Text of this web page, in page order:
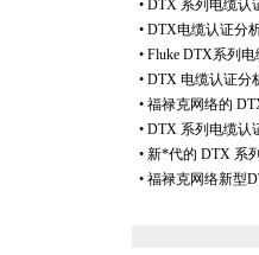
• DTX 系列电缆认
• DTX电缆认证分
• Fluke DTX系列
• DTX 电缆认证分
• 福禄克网络的
• DTX 系列电缆认
• 新*代的 DTX 系
• 福禄克网络新型